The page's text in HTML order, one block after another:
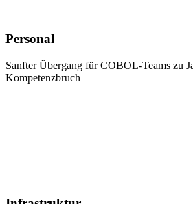
Personal
Sanfter Übergang für COBOL-Teams zu
Kompetenzbruch